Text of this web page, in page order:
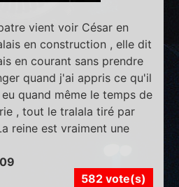
vient voir César en
en construction , elle dit
en courant sans prendre
quand j'ai appris ce qu'il
quand même le temps de
, tout le tralala tiré par
reine est vraiment une
582 vote(s)